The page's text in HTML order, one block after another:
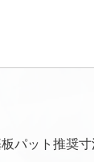
パット推奨